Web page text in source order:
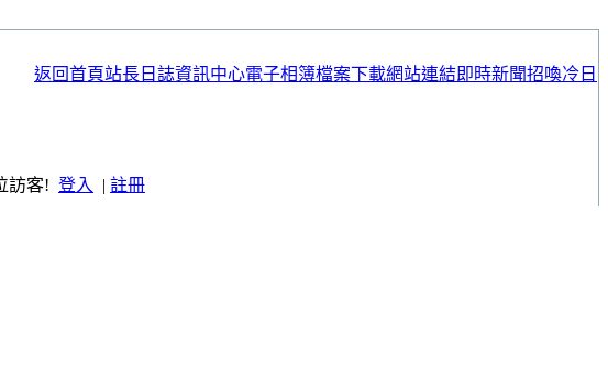
返回首頁站長日誌資訊中心電子相簿檔案下載網站連結即時新聞招喚冷日
訪客! 登入 | 註冊